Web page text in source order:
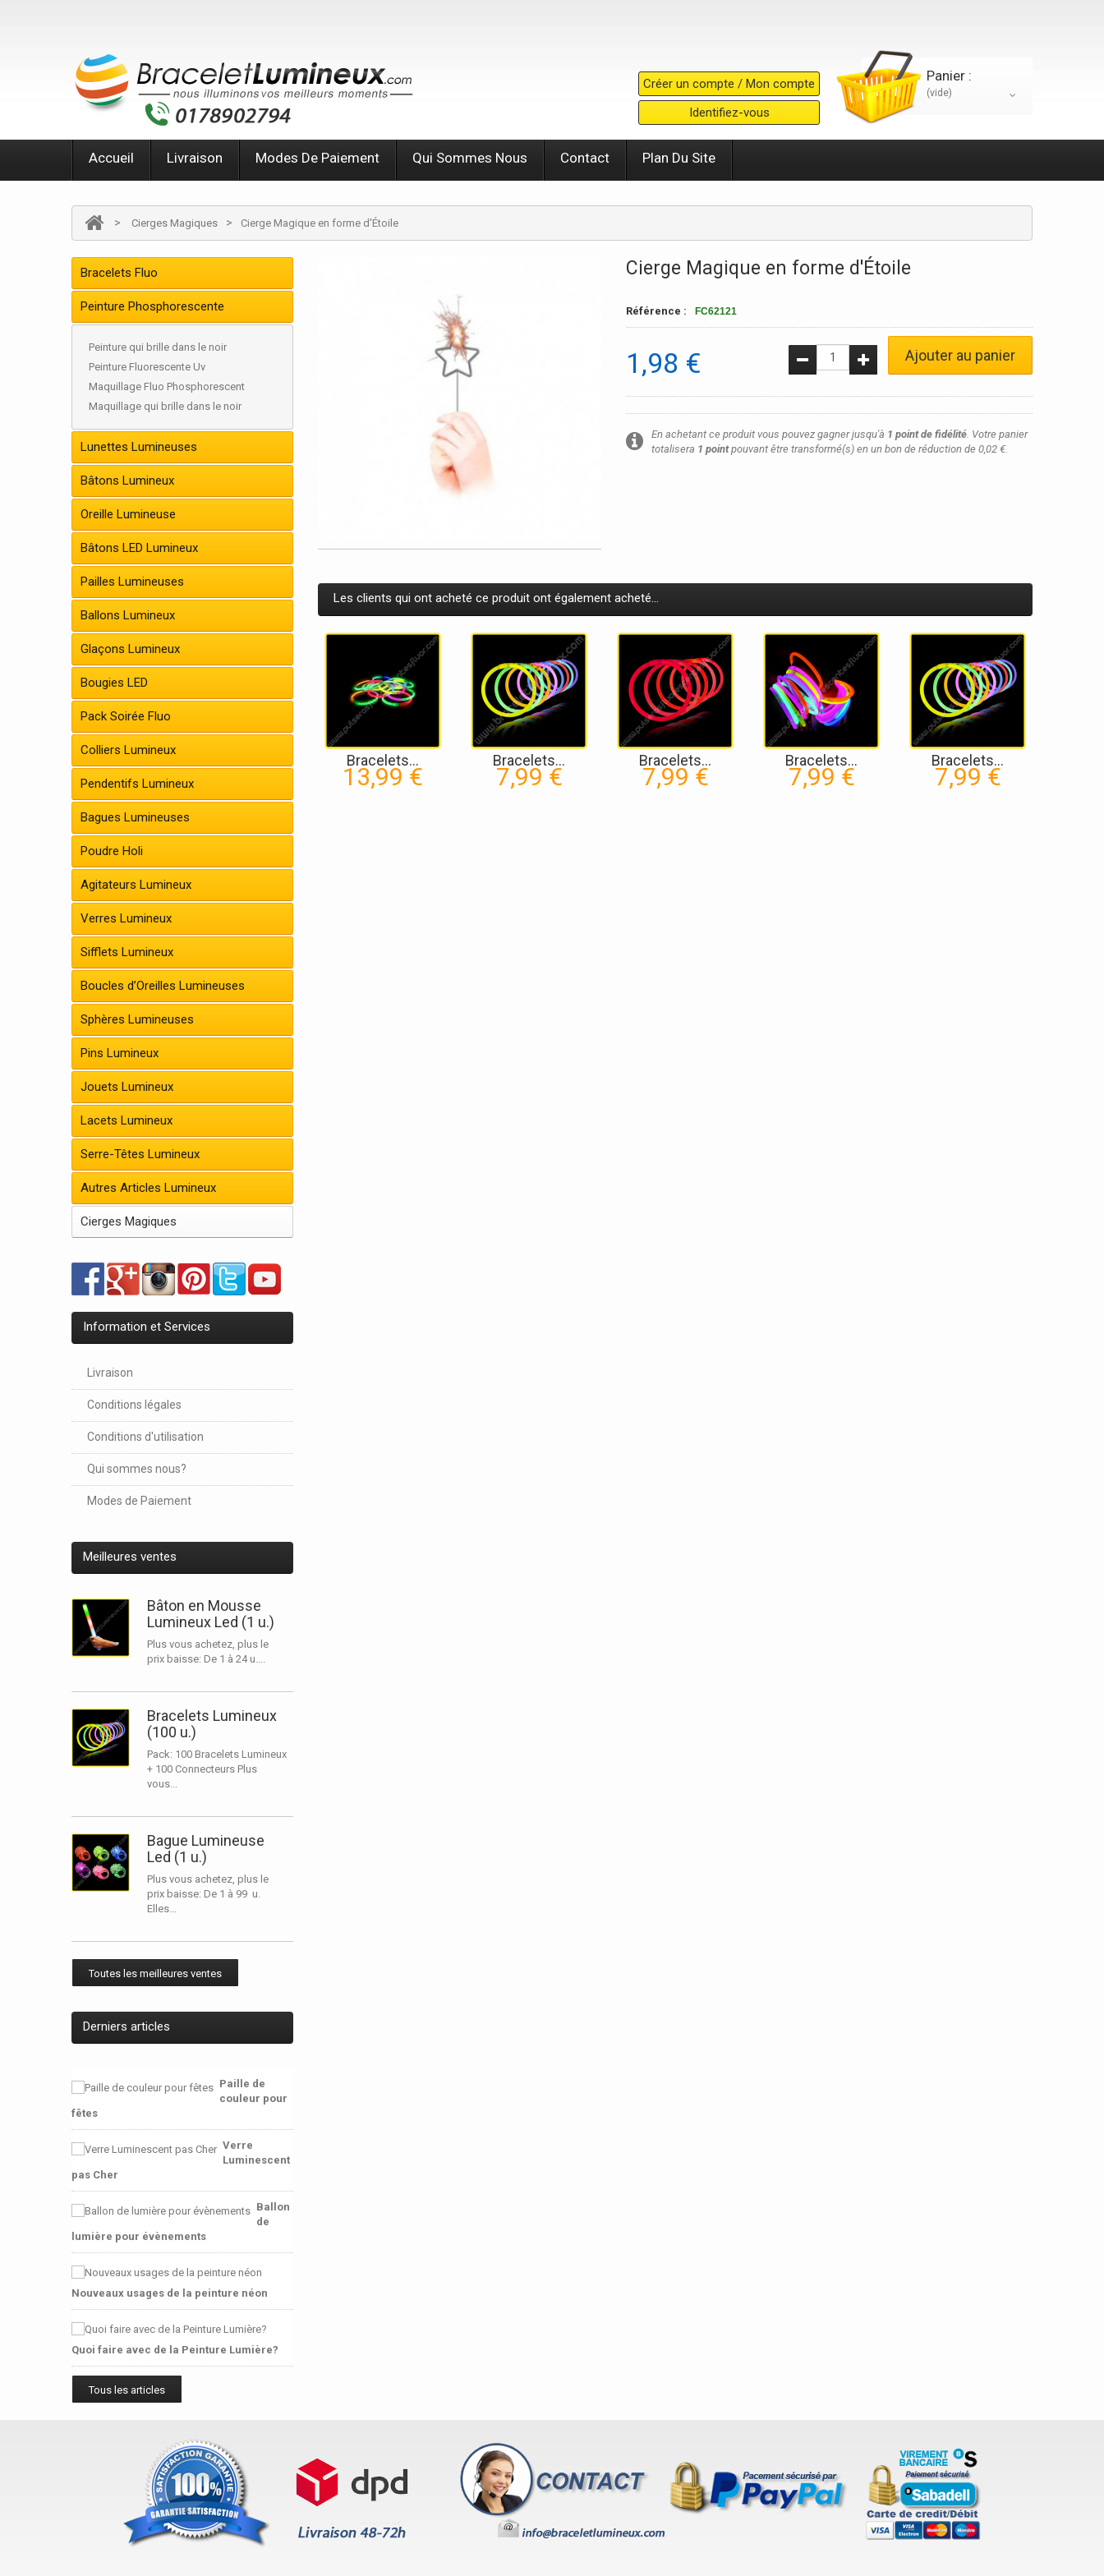
Créer un compte / Mon compte
Identifiez-vous
Panier :
(vide)
Accueil Livraison Modes De Paiement Qui Sommes Nous Contact Plan Du Site
> Cierges Magiques > Cierge Magique en forme d'Étoile
Bracelets Fluo
Peinture Phosphorescente
Peinture qui brille dans le noir
Peinture Fluorescente Uv
Maquillage Fluo Phosphorescent
Maquillage qui brille dans le noir
Lunettes Lumineuses
Bâtons Lumineux
Oreille Lumineuse
Bâtons LED Lumineux
Pailles Lumineuses
Ballons Lumineux
Glaçons Lumineux
Bougies LED
Pack Soirée Fluo
Colliers Lumineux
Pendentifs Lumineux
Bagues Lumineuses
Poudre Holi
Agitateurs Lumineux
Verres Lumineux
Sifflets Lumineux
Boucles d’Oreilles Lumineuses
Sphères Lumineuses
Pins Lumineux
Jouets Lumineux
Lacets Lumineux
Serre-Têtes Lumineux
Autres Articles Lumineux
Cierges Magiques
Information et Services
Livraison
Conditions légales
Conditions d'utilisation
Qui sommes nous?
Modes de Paiement
Meilleures ventes
Bâton en Mousse
Lumineux Led (1 u.)
Plus vous achetez, plus le
prix baisse: De 1 à 24 u....
Bracelets Lumineux
(100 u.)
Pack: 100 Bracelets Lumineux
+ 100 Connecteurs Plus
vous...
Bague Lumineuse
Led (1 u.)
Plus vous achetez, plus le
prix baisse: De 1 à 99 u.
Elles...
Toutes les meilleures ventes
Derniers articles
Paille de
couleur pour
fêtes
Verre
Luminescent
pas Cher
Ballon
de
lumière pour évènements
Nouveaux usages de la peinture néon
Quoi faire avec de la Peinture Lumière?
Tous les articles
Cierge Magique en forme d'Étoile
Référence : FC62121
1,98 € Ajouter au panier
En achetant ce produit vous pouvez gagner jusqu'à 1 point de fidélité. Votre panier
totalisera 1 pointpouvant être transformé(s) en un bon de réduction de 0,02 €.
Les clients qui ont acheté ce produit ont également acheté...
Bracelets...
13,99 €
Bracelets...
7,99 €
Bracelets...
7,99 €
Bracelets...
7,99 €
Bracelets...
7,99 €